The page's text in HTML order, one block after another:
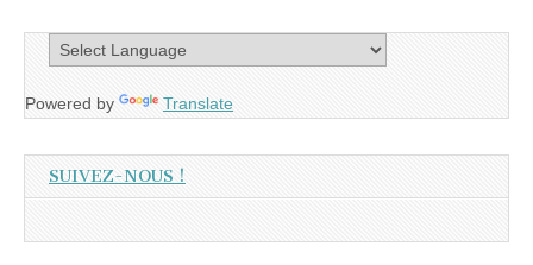
Powered by Translate
SUIVEZ-NOUS !